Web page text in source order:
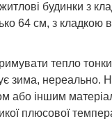
будинки з
64 см, з кладкою
тепло
зима, нереально.
або іншим
плюсової